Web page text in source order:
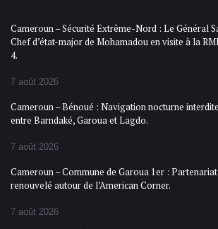
Cameroun – Sécurité Extrême-Nord : Le Général
Chef d’état-major de Mohamadou en visite à la
4.
7 août 2026
Cameroun – Bénoué : Navigation nocturne interdite
entre Barndaké, Garoua et Lagdo.
7 août 2026
Cameroun – Commune de Garoua 1er : Partenariat
renouvelé autour de l’American Corner.
7 août 2026